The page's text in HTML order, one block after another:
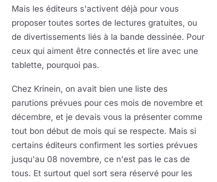
Mais les éditeurs s'activent déjà pour vous
proposer toutes sortes de lectures gratuites, ou
de divertissements liés à la bande dessinée. Pour
ceux qui aiment être connectés et lire avec une
tablette, pourquoi pas.
Chez Krinein, on avait bien une liste des
parutions prévues pour ces mois de novembre et
décembre, et je devais vous la présenter comme
tout bon début de mois qui se respecte. Mais si
certains éditeurs confirment les sorties prévues
jusqu'au 08 novembre, ce n'est pas le cas de
tous. Et surtout quel sort sera réservé pour les